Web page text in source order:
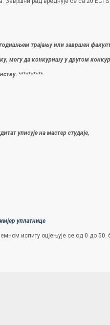
трајањуили завршен
могу да конкуришу у другом
**********
уписује на мастер студије,
уплатнице
испиту оцјењује се од 0 до